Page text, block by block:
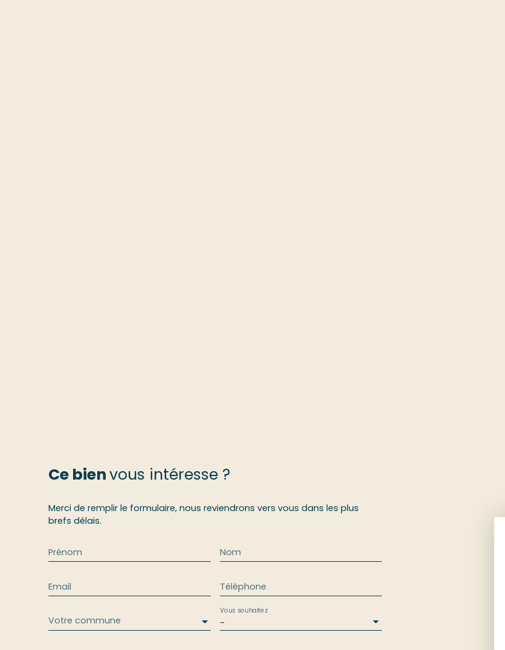
Ce bienvous intéresse ?
Merci de remplir le formulaire, nous reviendrons vers vous dans les plus
brefs délais.
Prénom Nom
Email Téléphone
Votre commune -
Vous souhaitez